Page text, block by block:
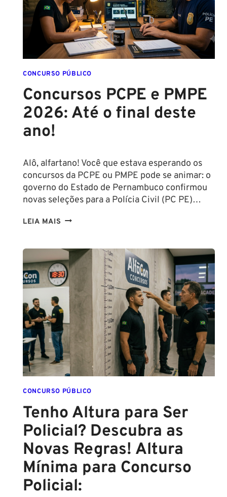
CONCURSO PÚBLICO
Concursos PCPE e PMPE
2026: Até o final deste
ano!
Alô, alfartano! Você que estava esperando os
concursos da PCPE ou PMPE pode se animar: o
governo do Estado de Pernambuco confirmou
novas seleções para a Polícia Civil (PC PE)…
LEIA MAIS CONCURSOS
PMPE
2026:
ATÉ
FINAL
DESTE
ANO!
CONCURSO PÚBLICO
Tenho Altura para Ser
Policial? Descubra as
Novas Regras! Altura
Mínima para Concurso
Policial: